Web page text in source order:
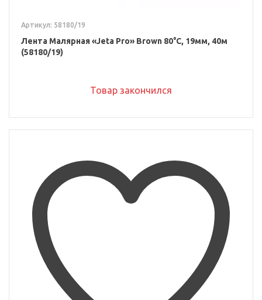
Артикул: 58180/19
Лента Малярная «Jeta Pro» Brown 80°С, 19мм, 40м
(58180/19)
Товар закончился